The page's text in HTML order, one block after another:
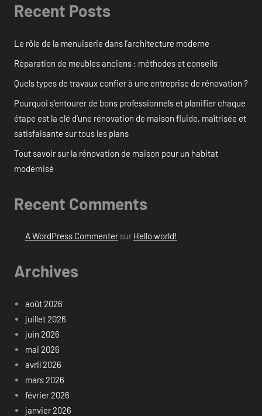
Recent Posts
Le rôle de la menuiserie dans l’architecture moderne
Réparation de meubles anciens : méthodes et conseils
Quels types de travaux confier à une entreprise de rénovation ?
Pourquoi s’entourer de bons professionnels et planifier chaque
étape est la clé d’une rénovation de maison fluide, maîtrisée et
satisfaisante sur tous les plans
Tout savoir sur la rénovation de maison pour un habitat
modernisé
Recent Comments
A WordPress Commentersur Hello world!
Archives
août 2026
juillet 2026
juin 2026
mai 2026
avril 2026
mars 2026
février 2026
janvier 2026